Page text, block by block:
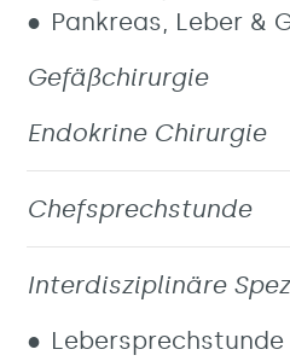
Pankreas, Leber &
Gefäßchirurgie
Endokrine Chirurgie
Chefsprechstunde
Interdisziplinäre
Lebersprechstunde